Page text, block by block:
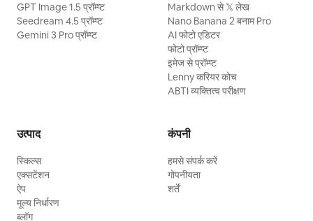
GPT Image 1.5 प्रॉम्प्ट
Seedream 4.5 प्रॉम्प्ट
Gemini 3 Pro प्रॉम्प्ट
Markdown से 𝕏 लेख
Nano Banana 2 बनाम Pro
AI फोटो एडिटर
फोटो प्रॉम्प्ट
इमेज से प्रॉम्प्ट
Lenny करियर कोच
ABTI व्यक्तित्व परीक्षण
उत्पाद
स्किल्स
एक्सटेंशन
ऐप
मूल्य निर्धारण
ब्लॉग
कंपनी
हमसे संपर्क करें
गोपनीयता
शर्तें